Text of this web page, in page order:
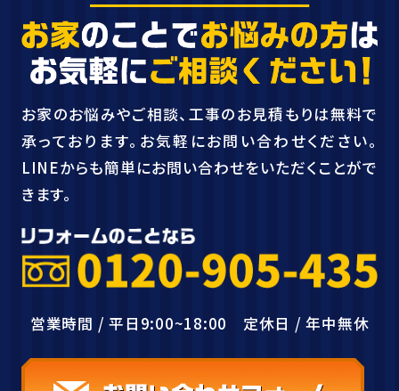
お家のお悩みやご相談、工事のお見積もりは無料で
承っております。お気軽にお問い合わせください。
LINEからも簡単にお問い合わせをいただくことがで
きます。
営業時間 / 平日9:00~18:00 定休日 / 年中無休